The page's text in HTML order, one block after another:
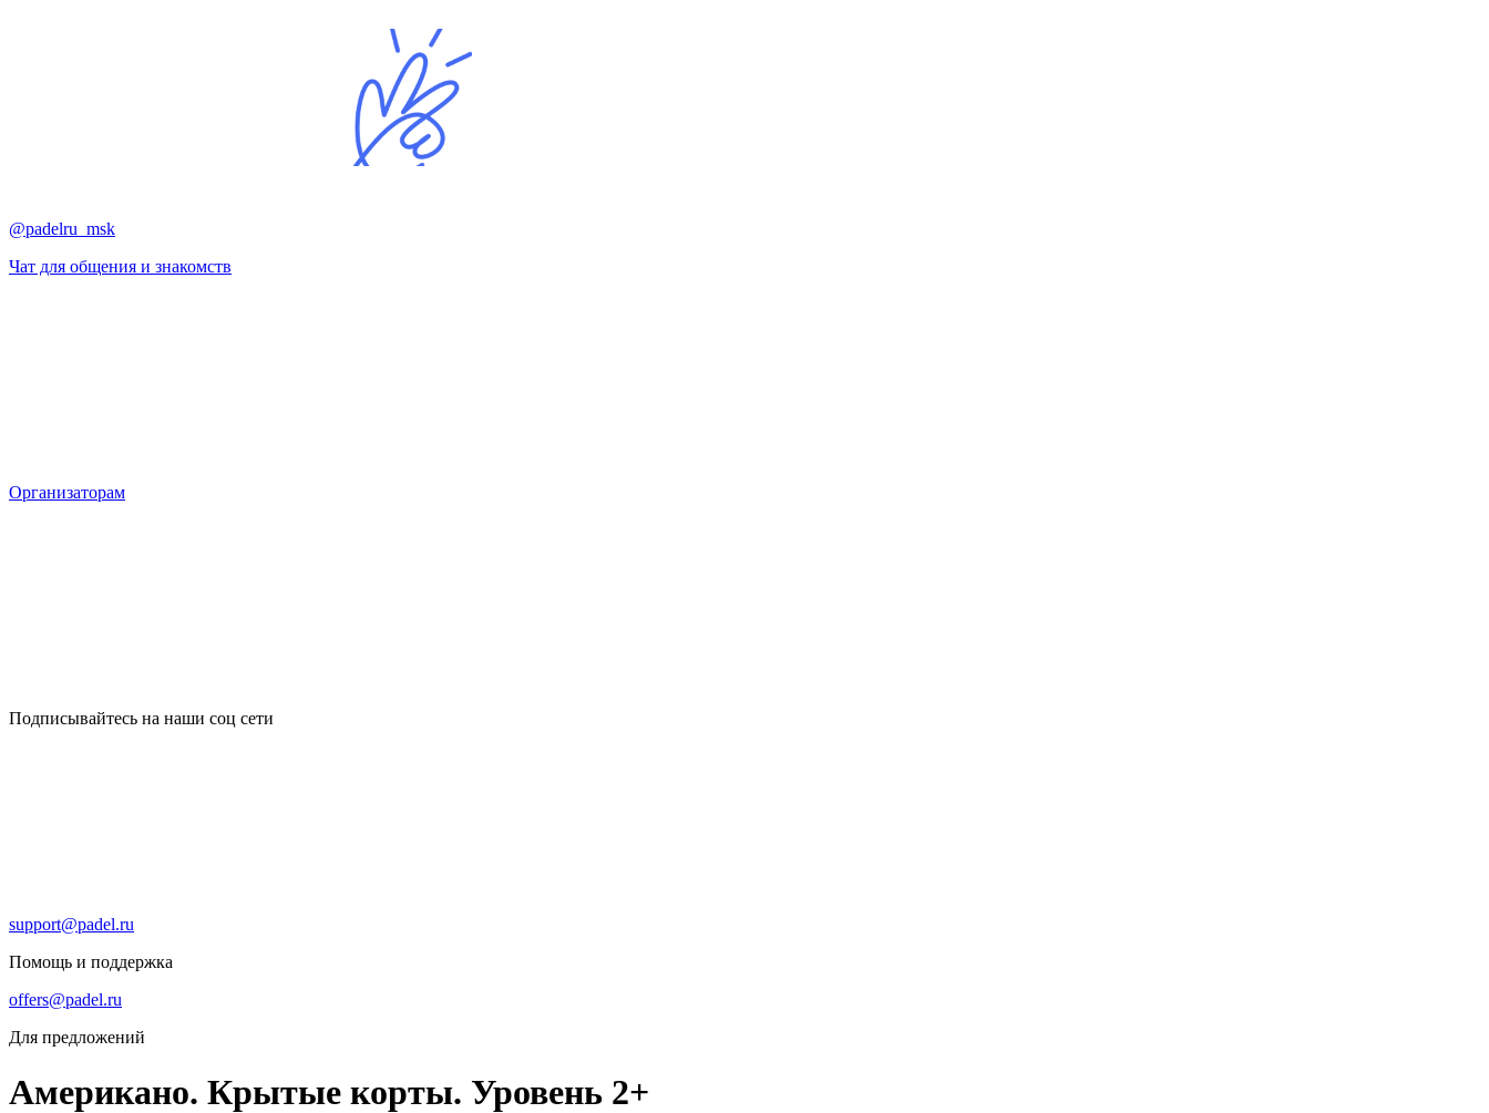
@padelru_msk
Чат для общения и знакомств
Организаторам
Подписывайтесь на наши соц сети
support@padel.ru
Помощь и поддержка
offers@padel.ru
Для предложений
Американо. Крытые корты. Уровень 2+